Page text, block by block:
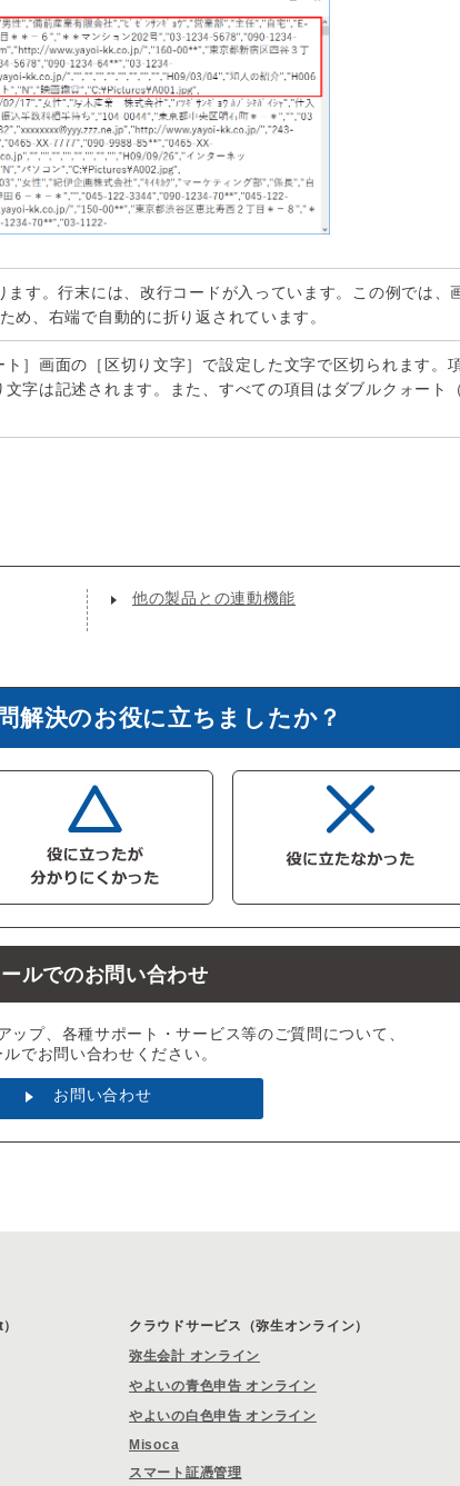
ます。行末には、改行コードが入っています。この例では、
め、右端で自動的に折り返されています。
］画面の［区切り文字］で設定した文字で区切られます。
字は記述されます。また、すべての項目はダブルクォート（
他の製品との連動機能
解決のお役に立ちましたか？
ルでのお問い合わせ
ップ、各種サポート・サービス等のご質問について、
ルでお問い合わせください。
お問い合わせ
クラウドサービス（弥生オンライン）
弥生会計 オンライン
やよいの青色申告 オンライン
やよいの白色申告 オンライン
Misoca
スマート証憑管理